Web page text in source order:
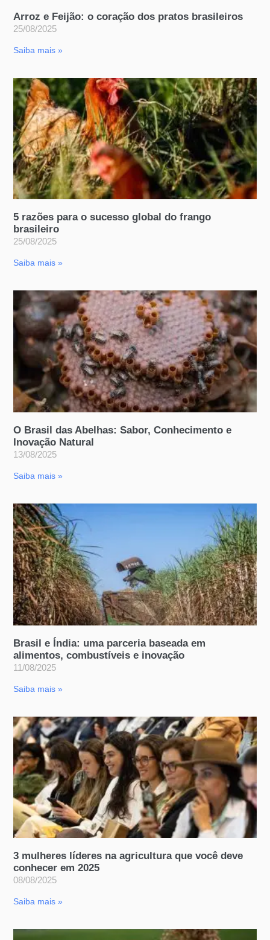
Arroz e Feijão: o coração dos pratos brasileiros
25/08/2025
Saiba mais »
5 razões para o sucesso global do frango
brasileiro
25/08/2025
Saiba mais »
O Brasil das Abelhas: Sabor, Conhecimento e
Inovação Natural
13/08/2025
Saiba mais »
Brasil e Índia: uma parceria baseada em
alimentos, combustíveis e inovação
11/08/2025
Saiba mais »
3 mulheres líderes na agricultura que você deve
conhecer em 2025
08/08/2025
Saiba mais »